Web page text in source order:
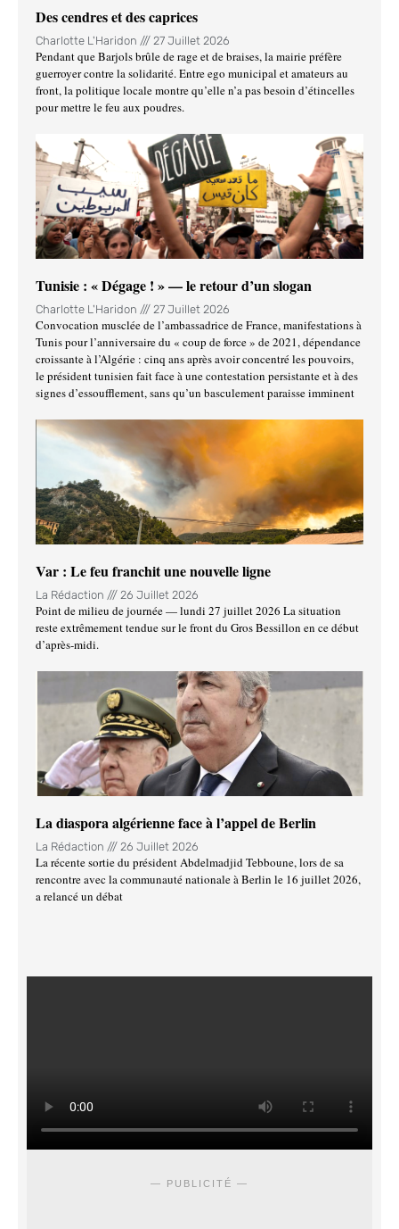
Des cendres et des caprices
Charlotte L'Haridon 27 Juillet 2026
Pendant que Barjols brûle de rage et de braises, la mairie préfère
guerroyer contre la solidarité. Entre ego municipal et amateurs au
front, la politique locale montre qu’elle n’a pas besoin d’étincelles
pour mettre le feu aux poudres.
Tunisie : « Dégage ! » — le retour d’un slogan
Charlotte L'Haridon 27 Juillet 2026
Convocation musclée de l’ambassadrice de France, manifestations à
Tunis pour l’anniversaire du « coup de force » de 2021, dépendance
croissante à l’Algérie : cinq ans après avoir concentré les pouvoirs,
le président tunisien fait face à une contestation persistante et à des
signes d’essoufflement, sans qu’un basculement paraisse imminent
Var : Le feu franchit une nouvelle ligne
La Rédaction 26 Juillet 2026
Point de milieu de journée — lundi 27 juillet 2026 La situation
reste extrêmement tendue sur le front du Gros Bessillon en ce début
d’après-midi.
La diaspora algérienne face à l’appel de Berlin
La Rédaction 26 Juillet 2026
La récente sortie du président Abdelmadjid Tebboune, lors de sa
rencontre avec la communauté nationale à Berlin le 16 juillet 2026,
a relancé un débat
— PUBLICITÉ —